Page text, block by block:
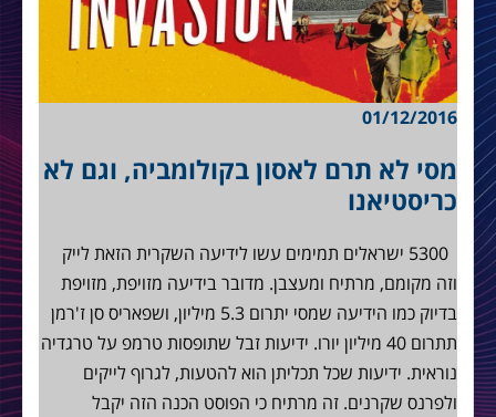
01/12/2016
מסי לא תרם לאסון בקולומביה, וגם לא
כריסטיאנו
5300 ישראלים תמימים עשו לידיעה השקרית הזאת לייק
וזה מקומם, מרתיח ומעצבן. מדובר בידיעה מזויפת, מזויפת
בדיוק כמו הידיעה שמסי יתרום 5.3 מיליון, ושפאריס סן ז'רמן
תתרום 40 מיליון יורו. ידיעות זבל שתופסות טרמפ על טרגדיה
נוראית. ידיעות שכל תכליתן הוא להטעות, לגרוף לייקים
ולפרנס שקרנים. זה מרתיח כי הפוסט הכנה הזה יקבל